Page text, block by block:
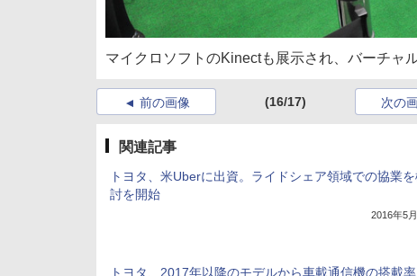
マイクロソフトのKinectも展示され、バーチャ
前の画像 (16/17) 次の
関連記事
トヨタ、米Uberに出資。ライドシェア領域での協業を
討を開始
2016年5
トヨタ、2017年以降のモデルから車載通信機の搭載